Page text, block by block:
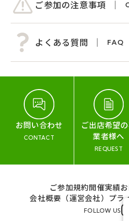
ご参加の注意事項
よくある質問 FAQ
お問い合わせ
CONTACT
ご出店希望
業者様へ
REQUEST
ご参加規約開催実績
会社概要（運営会社） プラ
FOLLOW US